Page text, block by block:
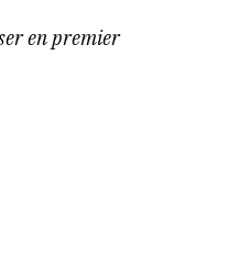
en premier